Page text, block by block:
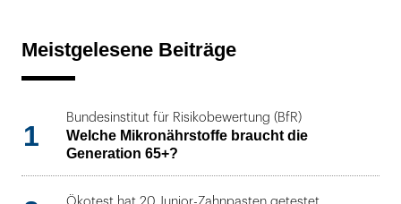
Meistgelesene Beiträge
1
Bundesinstitut für Risikobewertung (BfR)
Welche Mikronährstoffe braucht die
Generation 65+?